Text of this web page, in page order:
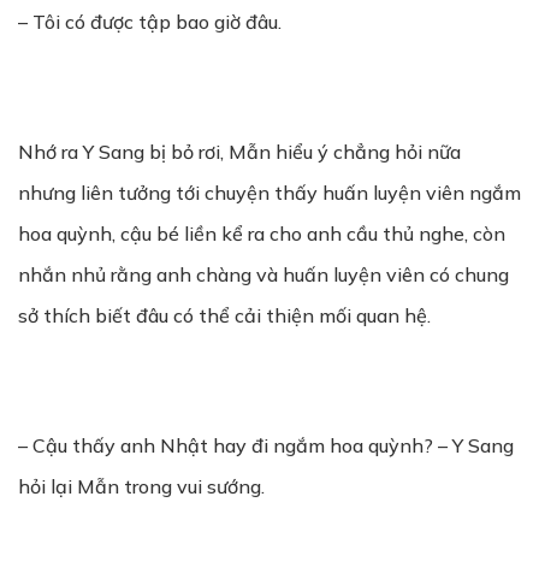
– Tôi có được tập bao giờ đâu.
Nhớ ra Y Sang bị bỏ rơi, Mẫn hiểu ý chẳng hỏi nữa
nhưng liên tưởng tới chuyện thấy huấn luyện viên ngắm
hoa quỳnh, cậu bé liền kể ra cho anh cầu thủ nghe, còn
nhắn nhủ rằng anh chàng và huấn luyện viên có chung
sở thích biết đâu có thể cải thiện mối quan hệ.
– Cậu thấy anh Nhật hay đi ngắm hoa quỳnh? – Y Sang
hỏi lại Mẫn trong vui sướng.